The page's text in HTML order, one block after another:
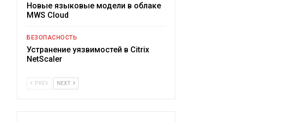
Новые языковые модели в облаке
MWS Cloud
БЕЗОПАСНОСТЬ
Устранение уязвимостей в Citrix
NetScaler
PREV NEXT